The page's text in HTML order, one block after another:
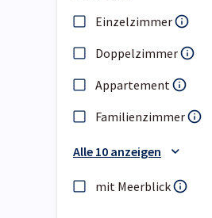
Einzelzimmer
Doppelzimmer
Appartement
Familienzimmer
Alle 10 anzeigen
mit Meerblick